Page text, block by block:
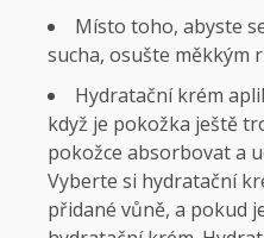
Místo toho, abyste
sucha, osušte měkkým
Hydratační krém
když je pokožka ještě
pokožce absorbovat a
Vyberte si hydratační
přidané vůně, a pokud